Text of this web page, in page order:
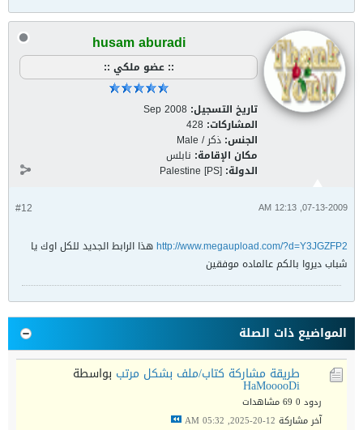
husam aburadi
:: عضو ملكي ::
تاريخ التسجيل: Sep 2008
المشاركات: 428
الجنس: ذكر / Male
مكان الإقامة: نابلس
الدولة: Palestine [PS]
#12 07-13-2009, 12:13 AM
http://www.megaupload.com/?d=Y3JGZFP2هذا الرابط الجديد للكل اوك يا
شباب ديروا بالكم عالماده موفقين
المواضيع ذات الصلة
طريقة مشاركة كتاب/ملف بشكل مرتب بواسطة
HaMooooDi
ردود 0
69 مشاهدات
آخر مشاركة 12-20-2025, 05:32 AM